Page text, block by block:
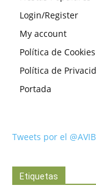
Login/Register
My account
Política de Cookies
Política de
Portada
Tweets por el
Etiquetas